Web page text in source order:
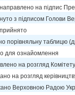
на підпис
з підписом Голови
порівняльну таблицю
для ознайомлення
на розгляд Комітету
на розгляд
Верховною Радою